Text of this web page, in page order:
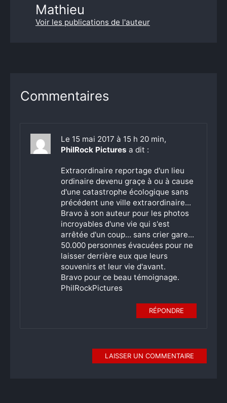
Mathieu
Voir les publications de l'auteur
Commentaires
Le 15 mai 2017 à 15 h 20 min,
PhilRock Pictures a dit :
Extraordinaire reportage d'un lieu
ordinaire devenu graçe à ou à cause
d'une catastrophe écologique sans
précédent une ville extraordinaire...
Bravo à son auteur pour les photos
incroyables d'une vie qui s'est
arrêtée d'un coup... sans crier gare...
50.000 personnes évacuées pour ne
laisser derrière eux que leurs
souvenirs et leur vie d'avant.
Bravo pour ce beau témoignage.
PhilRockPictures
RÉPONDRE
LAISSER UN COMMENTAIRE